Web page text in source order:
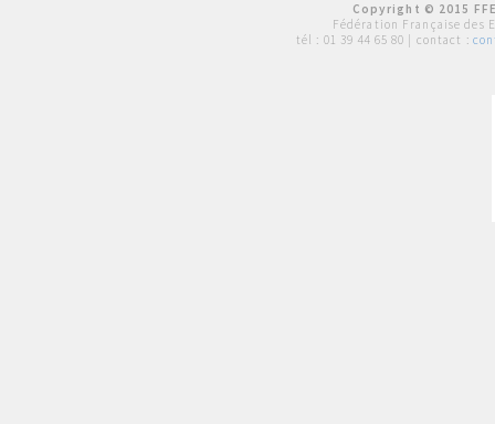
Copyright © 2015
Fédération Française des
tél : 01 39 44 65 80 | contact :